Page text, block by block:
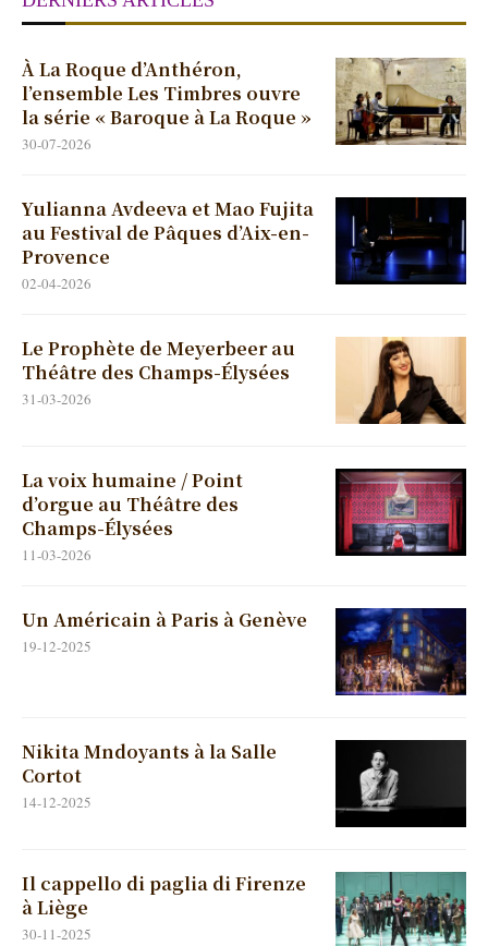
À La Roque d’Anthéron,
l’ensemble Les Timbres ouvre
la série « Baroque à La Roque »
30-07-2026
Yulianna Avdeeva et Mao Fujita
au Festival de Pâques d’Aix-en-
Provence
02-04-2026
Le Prophète de Meyerbeer au
Théâtre des Champs-Élysées
31-03-2026
La voix humaine / Point
d’orgue au Théâtre des
Champs-Élysées
11-03-2026
Un Américain à Paris à Genève
19-12-2025
Nikita Mndoyants à la Salle
Cortot
14-12-2025
Il cappello di paglia di Firenze
à Liège
30-11-2025